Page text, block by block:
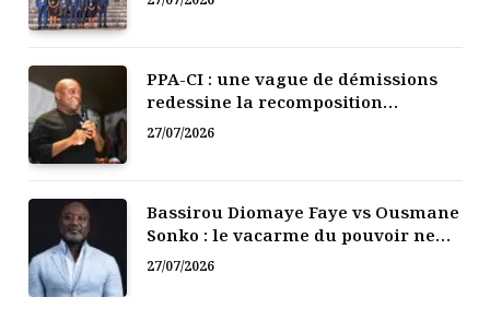
PPA-CI : une vague de démissions
redessine la recomposition
politique
27/07/2026
Bassirou Diomaye Faye vs Ousmane
Sonko : le vacarme du pouvoir ne
doit pas faire oublier les liens de la
Fraternité
27/07/2026